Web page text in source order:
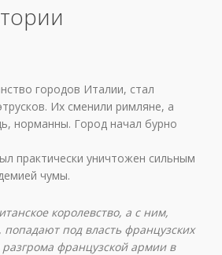
городов Италии, стал
Их сменили римляне, а
норманны. Город начал бурно
практически уничтожен сильным
чумы.
королевство, а с ним,
под власть французских
разгрома французской армии в